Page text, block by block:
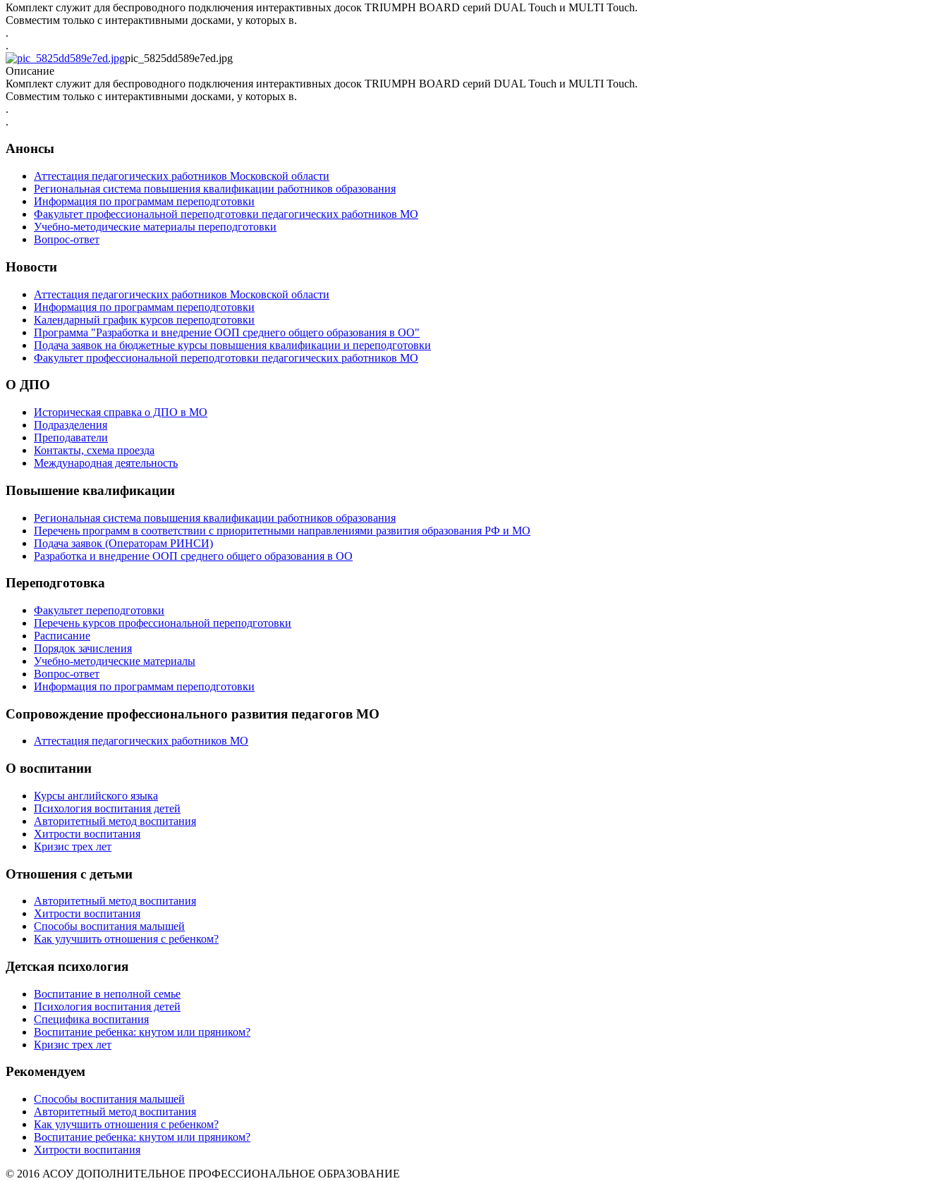
Комплект служит для беспроводного подключения интерактивных досок TRIUMPH BOARD серий DUAL Touch и MULTI Touch.
Совместим только с интерактивными досками, у которых в.
.
.
pic_5825dd589e7ed.jpg
Описание
Комплект служит для беспроводного подключения интерактивных досок TRIUMPH BOARD серий DUAL Touch и MULTI Touch.
Совместим только с интерактивными досками, у которых в.
.
.
Анонсы
Аттестация педагогических работников Московской области
Региональная система повышения квалификации работников образования
Информация по программам переподготовки
Факультет профессиональной переподготовки педагогических работников МО
Учебно-методические материалы переподготовки
Вопрос-ответ
Новости
Аттестация педагогических работников Московской области
Информация по программам переподготовки
Календарный график курсов переподготовки
Программа "Разработка и внедрение ООП среднего общего образования в ОО"
Подача заявок на бюджетные курсы повышения квалификации и переподготовки
Факультет профессиональной переподготовки педагогических работников МО
О ДПО
Историческая справка о ДПО в МО
Подразделения
Преподаватели
Контакты, схема проезда
Международная деятельность
Повышение квалификации
Региональная система повышения квалификации работников образования
Перечень программ в соответствии с приоритетными направлениями развития образования РФ и МО
Подача заявок (Операторам РИНСИ)
Разработка и внедрение ООП среднего общего образования в ОО
Переподготовка
Факультет переподготовки
Перечень курсов профессиональной переподготовки
Расписание
Порядок зачисления
Учебно-методические материалы
Вопрос-ответ
Информация по программам переподготовки
Сопровождение профессионального развития педагогов МО
Аттестация педагогических работников МО
О воспитании
Курсы английского языка
Психология воспитания детей
Авторитетный метод воспитания
Хитрости воспитания
Кризис трех лет
Отношения с детьми
Авторитетный метод воспитания
Хитрости воспитания
Способы воспитания малышей
Как улучшить отношения с ребенком?
Детская психология
Воспитание в неполной семье
Психология воспитания детей
Специфика воспитания
Воспитание ребенка: кнутом или пряником?
Кризис трех лет
Рекомендуем
Способы воспитания малышей
Авторитетный метод воспитания
Как улучшить отношения с ребенком?
Воспитание ребенка: кнутом или пряником?
Хитрости воспитания
© 2016 АСОУ ДОПОЛНИТЕЛЬНОЕ ПРОФЕССИОНАЛЬНОЕ ОБРАЗОВАНИЕ